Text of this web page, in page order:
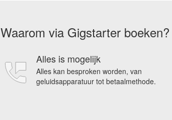
Waarom via Gigstarter boeken?
Alles is mogelijk
Alles kan besproken worden, van
geluidsapparatuur tot betaalmethode.